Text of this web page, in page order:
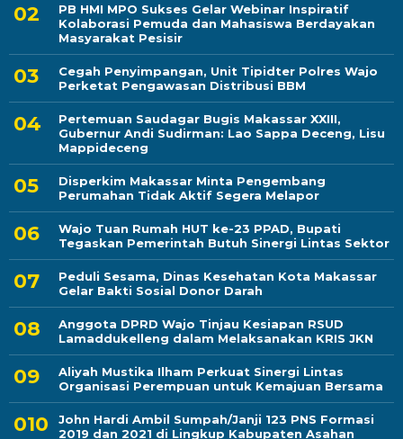
PB HMI MPO Sukses Gelar Webinar Inspiratif
Kolaborasi Pemuda dan Mahasiswa Berdayakan
Masyarakat Pesisir
Cegah Penyimpangan, Unit Tipidter Polres Wajo
Perketat Pengawasan Distribusi BBM
Pertemuan Saudagar Bugis Makassar XXIII,
Gubernur Andi Sudirman: Lao Sappa Deceng, Lisu
Mappideceng
Disperkim Makassar Minta Pengembang
Perumahan Tidak Aktif Segera Melapor
Wajo Tuan Rumah HUT ke-23 PPAD, Bupati
Tegaskan Pemerintah Butuh Sinergi Lintas Sektor
Peduli Sesama, Dinas Kesehatan Kota Makassar
Gelar Bakti Sosial Donor Darah
Anggota DPRD Wajo Tinjau Kesiapan RSUD
Lamaddukelleng dalam Melaksanakan KRIS JKN
Aliyah Mustika Ilham Perkuat Sinergi Lintas
Organisasi Perempuan untuk Kemajuan Bersama
John Hardi Ambil Sumpah/Janji 123 PNS Formasi
2019 dan 2021 di Lingkup Kabupaten Asahan